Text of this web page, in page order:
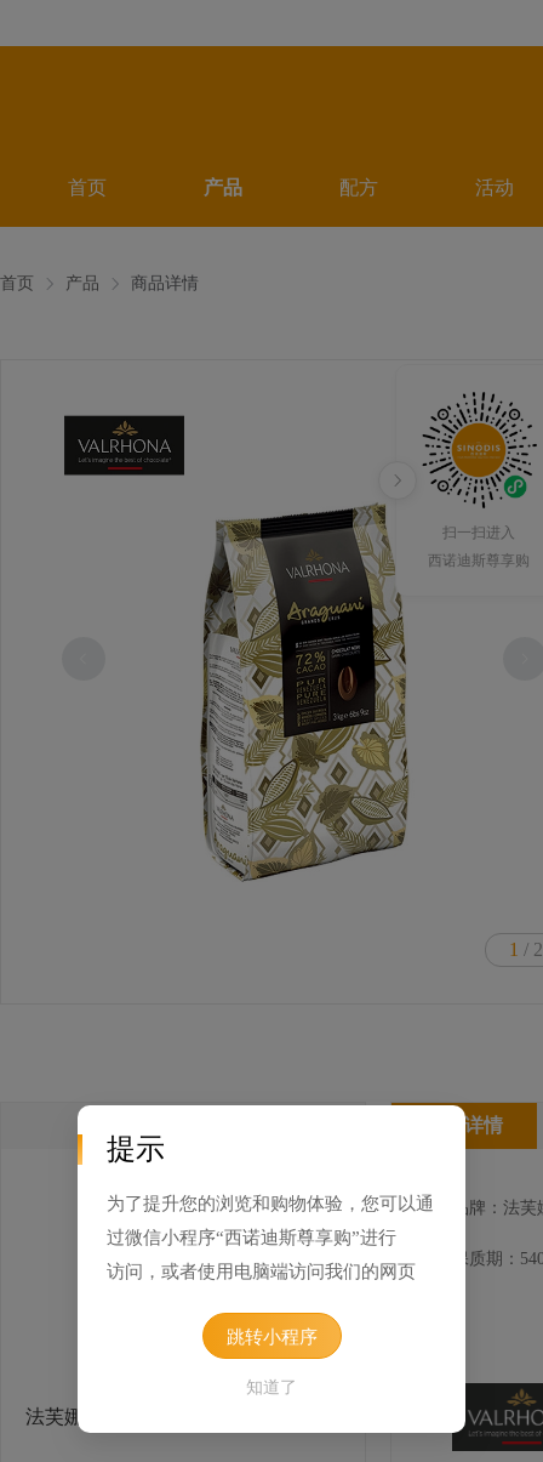
首页 产品 配方 活动
扫一扫进入
西诺迪斯尊享购
首页 产品 商品详情
1 / 2
法芙娜萨蒂利亚黑巧克力（62%）
产品详情
品牌：法芙
保质期：
提示
为了提升您的浏览和购物体验，您可以通
过微信小程序“西诺迪斯尊享购”进行
访问，或者使用电脑端访问我们的网页
跳转小程序
知道了